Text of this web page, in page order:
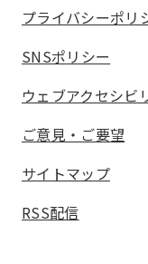
プライバシーポリ
SNSポリシー
ウェブアクセシビ
ご意見・ご要望
サイトマップ
RSS配信